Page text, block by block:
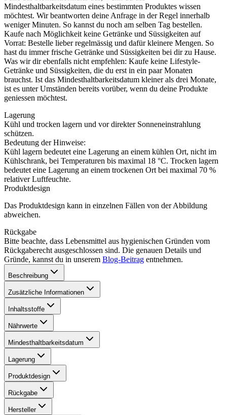
Mindesthaltbarkeitsdatum eines bestimmten Produktes wissen
möchtest. Wir beantworten deine Anfrage in der Regel innerhalb
weniger Minuten. So kannst du noch am selben Tag bestellen.
Kaufe nach Möglichkeit keine Getränke und Süssigkeiten auf
Vorrat: Bestelle lieber regelmässig und dafür kleinere Mengen. So
hast du immer frische Getränke und Süssigkeiten bei dir zu Hause.
Was wir dir ebenfalls nicht empfehlen: Kaufe keine Lifestyle-
Getränke und Süssigkeiten, die du erst in ein paar Monaten
brauchst. Ist das Mindesthaltbarkeitsdatum kleiner als drei Monate,
ist es unter Umständen bereits vorüber, wenn du deine Produkte
geniessen möchtest.
Lagerung
Kühl und trocken lagern und vor direkter Sonneneinstrahlung
schützen.
Bedeutung der Hinweise:
Kühl lagern bedeutet eine Lagerung an einem kühlen Ort, nicht im
Kühlschrank, bei Temperaturen bis maximal 18 °C. Trocken lagern
bedeutet eine Lagerung an einem trockenen Ort bei maximal 70 %
relativer Luftfeuchte.
Produktdesign
Das Produktdesign kann in einzelnen Fällen von der Abbildung
abweichen.
Rückgabe
Bitte beachte, dass Lebensmittel aus hygienischen Gründen vom
Rückgaberecht ausgeschlossen sind. Die genauen Details und
Gründe, kannst du in unserem Blog-Beitrag entnehmen.
Beschreibung
Zusätzliche Informationen
Inhaltsstoffe
Nährwerte
Mindesthaltbarkeitsdatum
Lagerung
Produktdesign
Rückgabe
Hersteller